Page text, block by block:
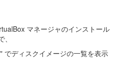
マネージャのインストール
でディスクイメージの一覧を表示